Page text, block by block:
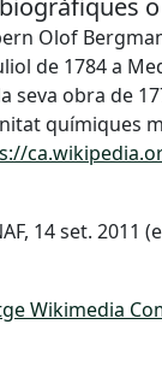
Olof
de 1784 a
seva obra de
químiques
14 set. 2011
Wikimedia